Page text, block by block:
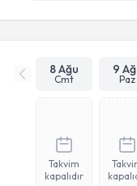
8 Ağu
Cmt
9
Paz
Takvim
kapalıdır